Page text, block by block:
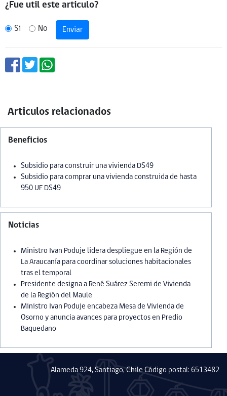
¿Fue util este articulo?
Si No Enviar
Articulos relacionados
Beneficios
Subsidio para construir una vivienda DS49
Subsidio para comprar una vivienda construida de hasta
950 UF DS49
Noticias
Ministro Ivan Poduje lidera despliegue en la Región de
La Araucanía para coordinar soluciones habitacionales
tras el temporal
Presidente designa a René Suárez Seremi de Vivienda
de la Región del Maule
Ministro Ivan Poduje encabeza Mesa de Vivienda de
Osorno y anuncia avances para proyectos en Predio
Baquedano
Alameda 924, Santiago, Chile Código postal: 6513482